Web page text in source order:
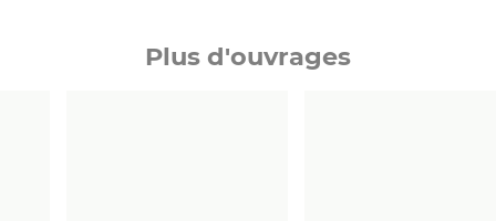
Plus d'ouvrages